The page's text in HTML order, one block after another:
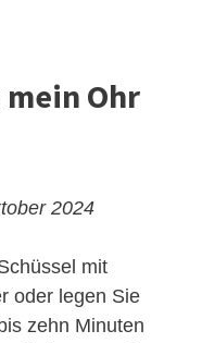
Ohr
2024
mit
oder legen Sie
zehn Minuten